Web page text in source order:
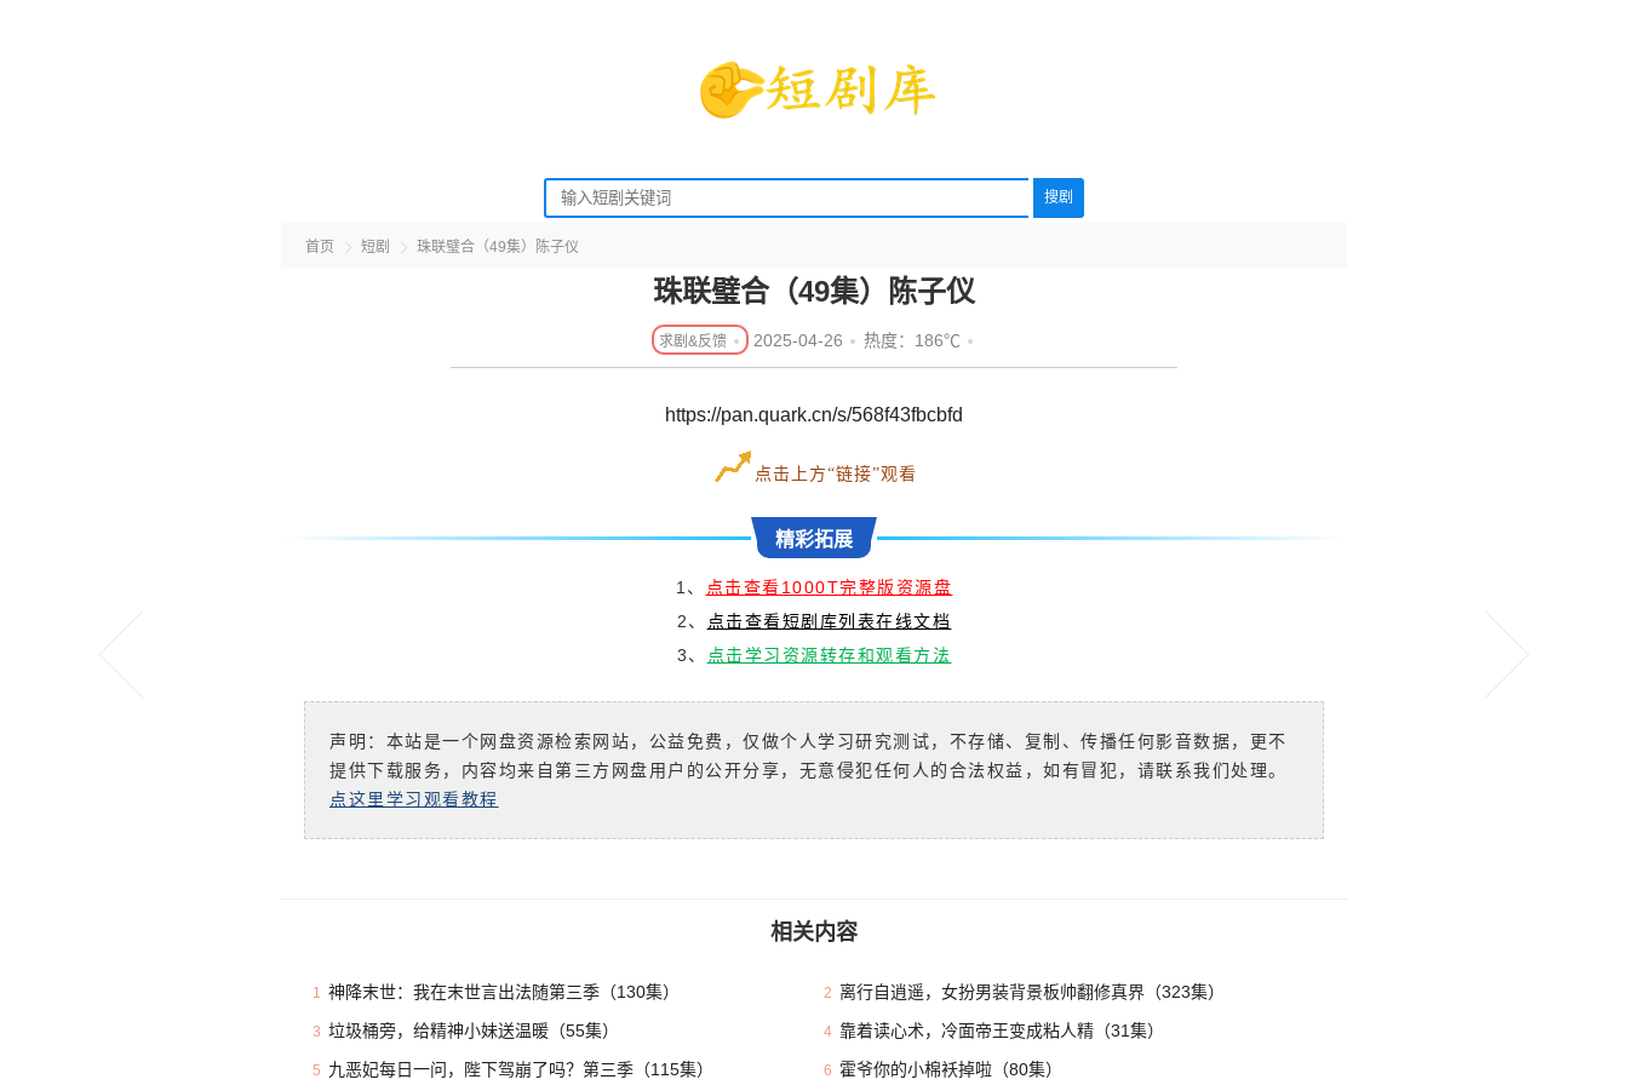
搜剧
首页 短剧 珠联璧合（49集）陈子仪
珠联璧合（49集）陈子仪
2025-04-26 热度：186℃
https://pan.quark.cn/s/568f43fbcbfd
点击上方“链接”观看
精彩拓展
1、 点击查看1000T完整版资源盘
2、 点击查看短剧库列表在线文档
3、 点击学习资源转存和观看方法
声明：本站是一个网盘资源检索网站，公益免费，仅做个人学习研究测试，不存储、复制、传播任何影音数据，更不
提供下载服务，内容均来自第三方网盘用户的公开分享，无意侵犯任何人的合法权益，如有冒犯，请联系我们处理。
点这里学习观看教程
相关内容
1 神降末世：我在末世言出法随第三季（130集） 2 离行自逍遥，女扮男装背景板帅翻修真界（323集）
3 垃圾桶旁，给精神小妹送温暖（55集） 4 靠着读心术，冷面帝王变成粘人精（31集）
5 九恶妃每日一问，陛下驾崩了吗？第三季（115集） 6 霍爷你的小棉袄掉啦（80集）